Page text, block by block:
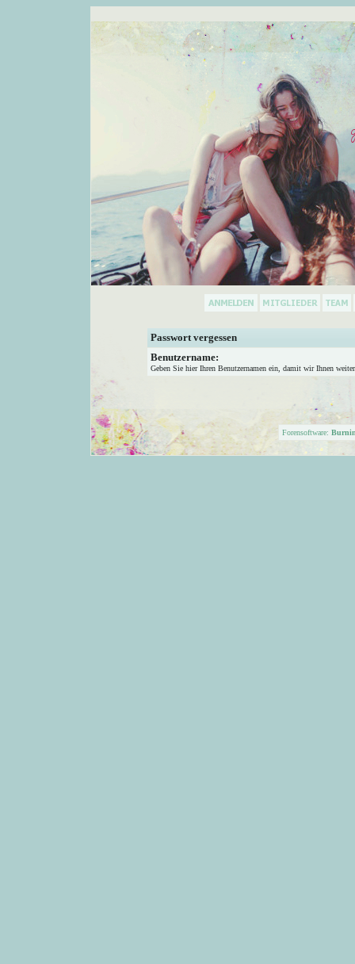
Passwort vergessen
Benutzername:
Geben Sie hier Ihren Benutzernamen ein, damit wir Ihnen
Forensoftware: